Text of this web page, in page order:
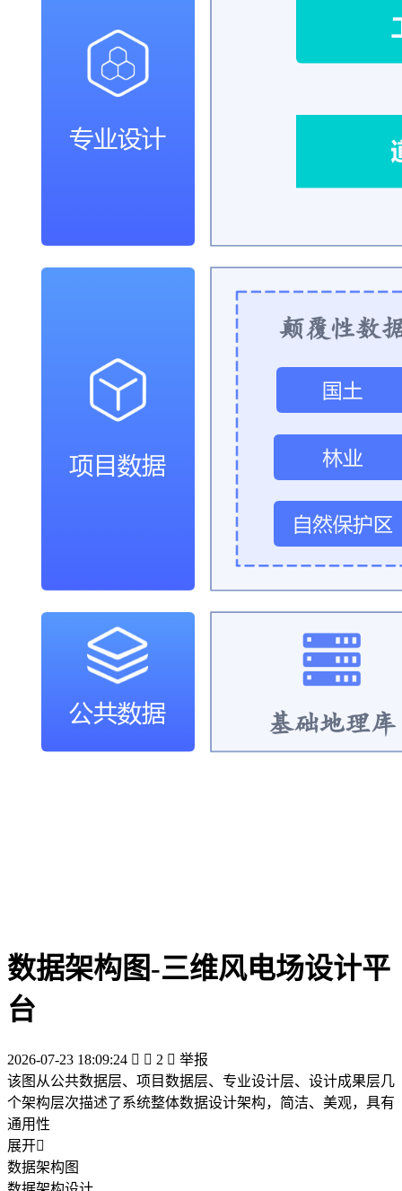
数据架构图-三维风电场设计平
台
2026-07-23 18:09:24   2  举报
该图从公共数据层、项目数据层、专业设计层、设计成果层几
个架构层次描述了系统整体数据设计架构，简洁、美观，具有
通用性
展开
数据架构图